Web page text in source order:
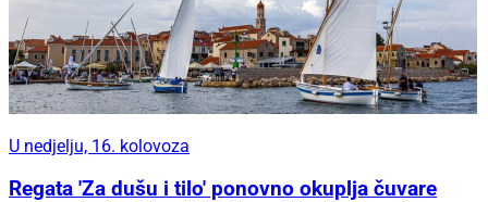
U nedjelju, 16. kolovoza
Regata 'Za dušu i tilo' ponovno okuplja čuvare